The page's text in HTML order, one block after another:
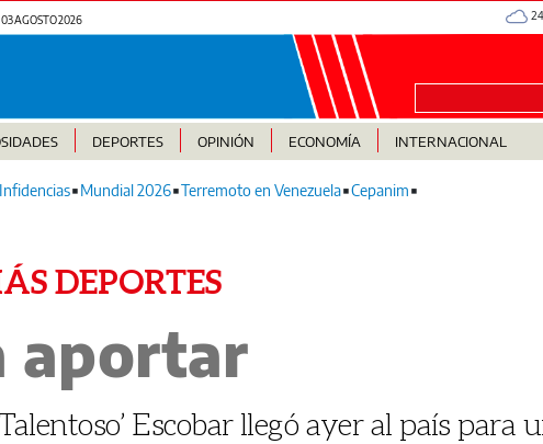
03 AGOSTO 2026
DEPORTES OPINIÓN ECONOMÍA INTERNACIONAL
Infidencias Mundial 2026 Terremoto en Venezuela Cepanim
DEPORTES
aportar
Escobar llegó ayer al país para